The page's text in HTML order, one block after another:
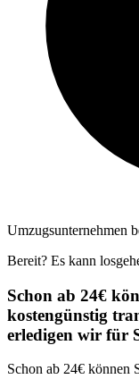
Umzugsunternehmen
Bereit? Es kann
Schon ab 24€
kostengünstig
erledigen wir für
Schon ab 24€ können